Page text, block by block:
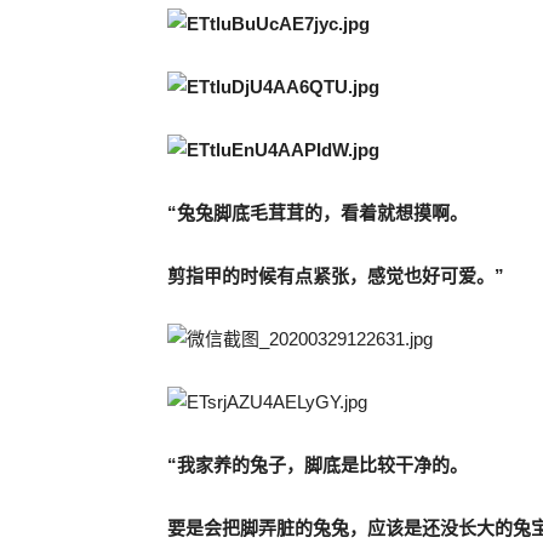
“兔兔脚底毛茸茸的，看着就想摸啊。
剪指甲的时候有点紧张，感觉也好可爱。”
“我家养的兔子，脚底是比较干净的。
要是会把脚弄脏的兔兔，应该是还没长大的兔